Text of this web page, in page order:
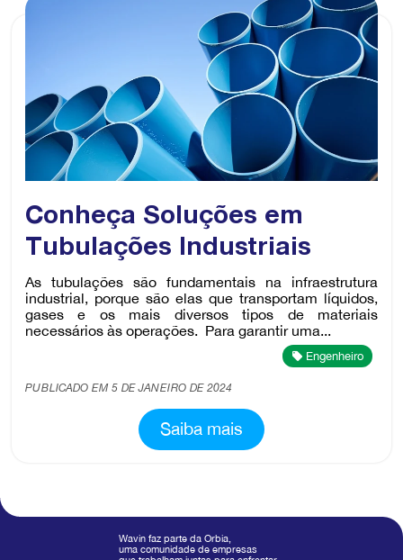
Engenheiro
Conheça Soluções em
Tubulações Industriais
As tubulações são fundamentais na infraestrutura
industrial, porque são elas que transportam líquidos,
gases e os mais diversos tipos de materiais
necessários às operações. Para garantir uma...
PUBLICADO EM 5 DE JANEIRO DE 2024
Saiba mais
Wavin faz parte da Orbia,
uma comunidade de empresas